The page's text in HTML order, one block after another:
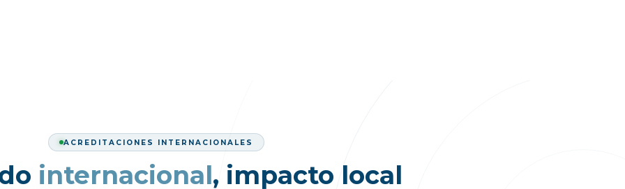
ACREDITACIONES INTERNACIONALES
internacional, impacto local